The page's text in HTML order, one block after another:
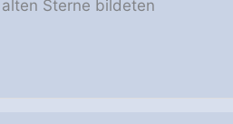
Sterne bildeten